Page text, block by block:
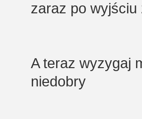
zaraz po wyjściu
A teraz wyzygaj
niedobry